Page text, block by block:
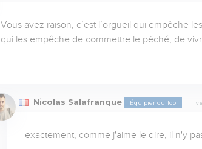
Vous avez raison, c’est l’orgueil qui empêche
qui les empêche de commettre le péché, de
Nicolas Salafranque Équipier du Top Il y
exactement, comme j'aime le dire, il n'y